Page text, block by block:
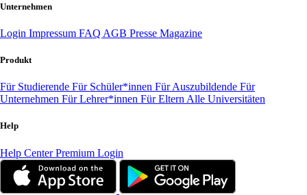
Unternehmen
Login Impressum FAQ AGB Presse Magazine
Produkt
Für Studierende Für Schüler*innen Für Auszubildende Für
Unternehmen Für Lehrer*innen Für Eltern Alle Universitäten
Help
Help CenterPremium Login